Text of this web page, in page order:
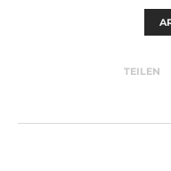
TEILEN